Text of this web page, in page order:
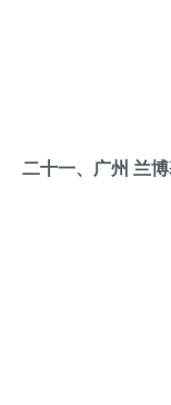
二十一、广州 兰